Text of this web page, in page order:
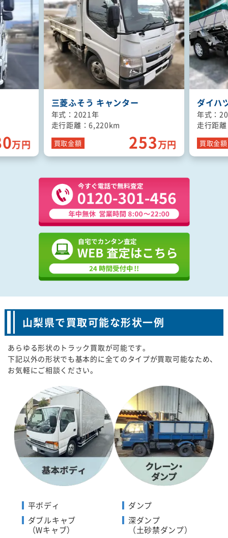
万円
ダイハツ ハイゼットトラック
年式：2022年
走行距離：1,590km
買取金額 120万円
いすゞ
年式：
走行距
買取金額
山梨県で買取可能な形状一例
あらゆる形状のトラック買取が可能です。
下記以外の形状でも基本的に全てのタイプが買取可能なため、
お気軽にご相談ください。
平ボディ
ダブルキャブ
（Wキャブ）
ダンプ
深ダンプ
（土砂禁ダンプ）